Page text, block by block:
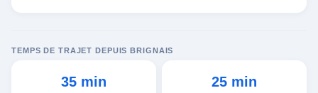
TEMPS DE TRAJET DEPUIS BRIGNAIS
35 min 25 min